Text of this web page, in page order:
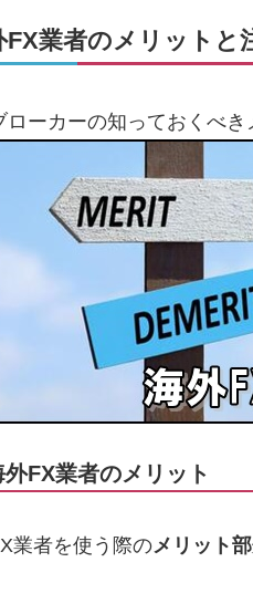
FX業者のメリットと
ローカーの知っておくべき
外FX業者のメリット
業者を使う際のメリット